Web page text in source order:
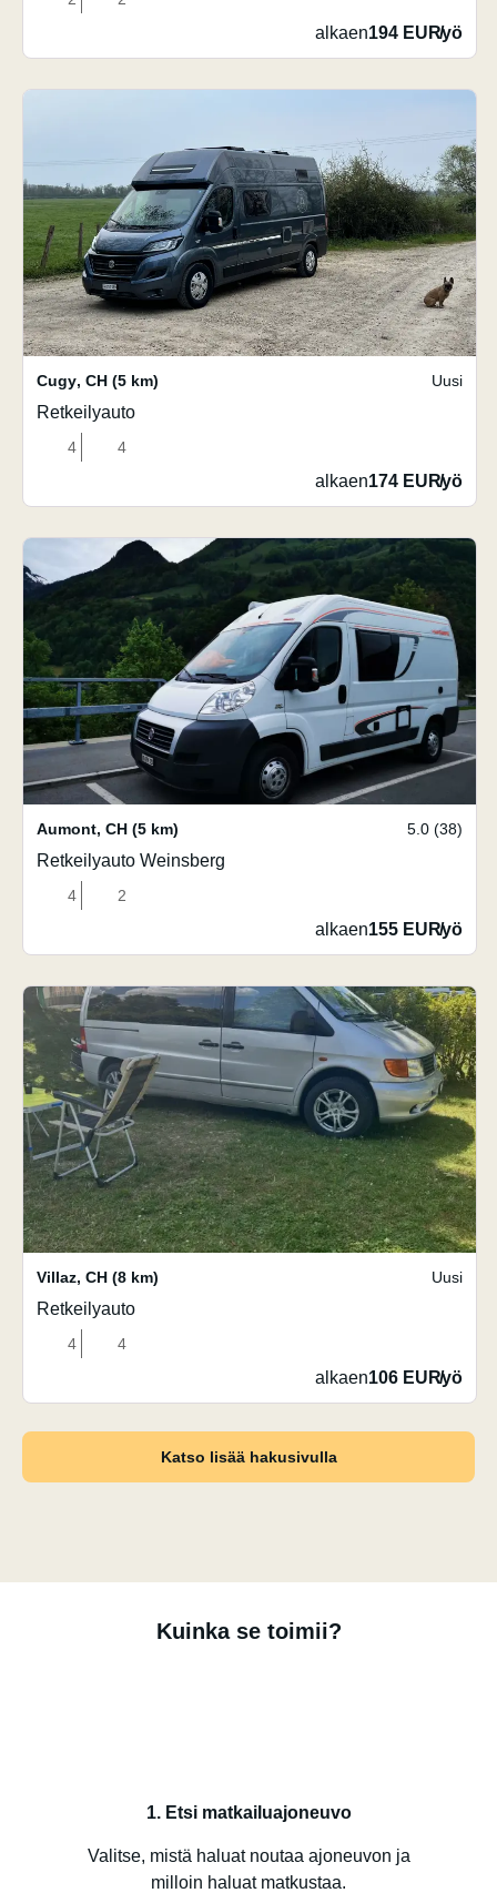
alkaen194 EUR/yö
Cugy, CH (5 km) Uusi
Retkeilyauto
4 4
alkaen174 EUR/yö
Aumont, CH (5 km) 5.0 (38)
Retkeilyauto Weinsberg
4 2
alkaen155 EUR/yö
Villaz, CH (8 km) Uusi
Retkeilyauto
4 4
alkaen106 EUR/yö
Katso lisää hakusivulla
Kuinka se toimii?
1. Etsi matkailuajoneuvo
Valitse, mistä haluat noutaa ajoneuvon ja
milloin haluat matkustaa.